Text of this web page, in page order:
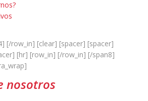
[/row_in] [clear] [spacer] [spacer]
[hr] [row_in] [/row_in] [/span8]
nosotros